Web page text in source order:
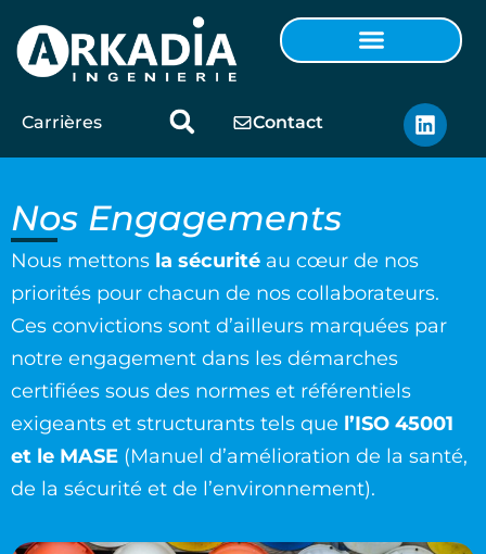
Carrières Contact
Nos Engagements
Nous mettons la sécurité au cœur de nos
priorités pour chacun de nos collaborateurs.
Ces convictions sont d’ailleurs marquées par
notre engagement dans les démarches
certifiées sous des normes et référentiels
exigeants et structurants tels que l’ISO 45001
et le MASE (Manuel d’amélioration de la santé,
de la sécurité et de l’environnement).